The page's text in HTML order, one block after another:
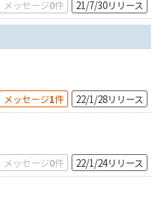
メッセージ0件 21/7/30リリース
メッセージ1件 22/1/28リリース
メッセージ0件 22/1/24リリース